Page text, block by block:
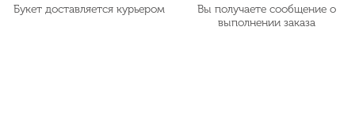
Букет доставляется курьером
Вы получаете сообщение о
выполнении заказа